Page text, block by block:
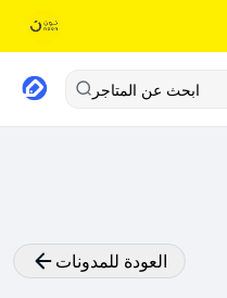
ابحث عن المتاجر
العودة للمدونات